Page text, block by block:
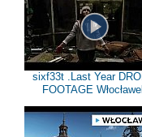
sixf33t .Last Year
FOOTAGE